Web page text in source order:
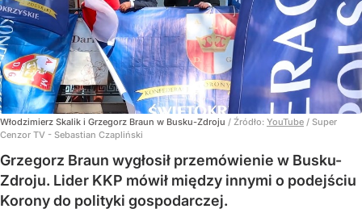
Włodzimierz Skalik i Grzegorz Braun w Busku-Zdroju / Źródło: YouTube / Super
Cenzor TV - Sebastian Czapliński
Grzegorz Braun wygłosił przemówienie w Busku-
Zdroju. Lider KKP mówił między innymi o podejściu
Korony do polityki gospodarczej.